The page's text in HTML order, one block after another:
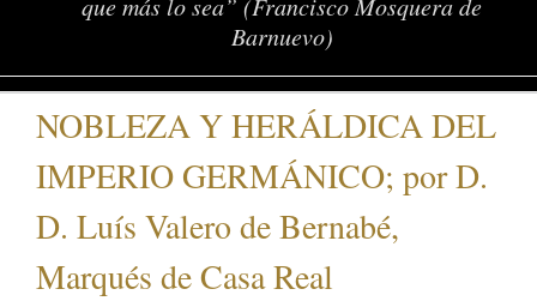
Barnuevo)
NOBLEZA Y HERÁLDICA DEL
IMPERIO GERMÁNICO; por D.
D. Luís Valero de Bernabé,
Marqués de Casa Real